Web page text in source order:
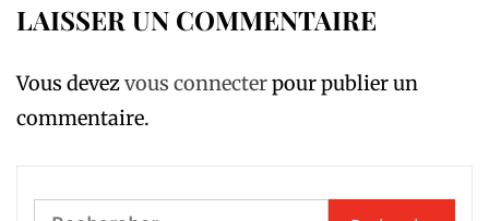
LAISSER UN COMMENTAIRE
Vous devezvous connecterpour publier un
commentaire.
Rechercher :